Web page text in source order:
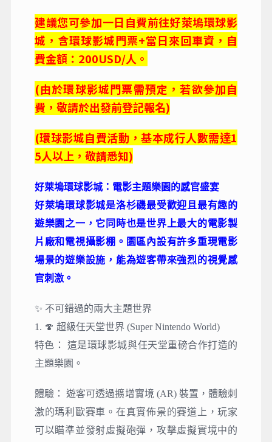
建議您可參加一日自費前往好萊塢環球影
城，含環球影城門票+當日來回車資，自
費金額：200USD/人。
(由於環球影城門票需預定，若欲參加自
費，敬請於出發前登記報名)
(環球影城自費活動，基本成行人數需達1
5人以上，敬請悉知)
好萊塢環球影城：電影主題樂園的感官盛宴
好萊塢環球影城是洛杉磯最受歡迎且最有趣的
遊樂園之一，它同時也是世界上最大的電影製
片廠和電視攝影棚。園區內設有許多重現電影
場景的遊樂設施，能為遊客帶來強烈的視覺感
官刺激。
✨ 不可錯過的兩大主題世界
1. 🍄 超級任天堂世界 (Super Nintendo World)
特色： 這是環球影城與任天堂重磅合作打造的
主題樂園。
體驗： 遊客可透過擴增實境 (AR) 裝置，體驗刺
激的瑪利歐賽車。在真實佈景的賽道上，玩家
可以瞄準並發射虛擬砲彈，攻擊虛擬實境中的